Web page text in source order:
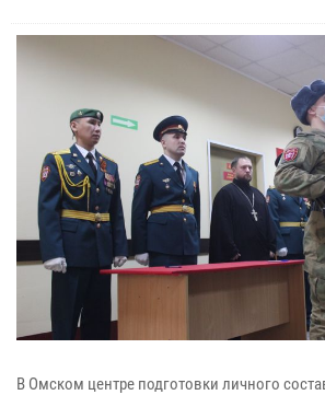
В Омском центре подготовки личного